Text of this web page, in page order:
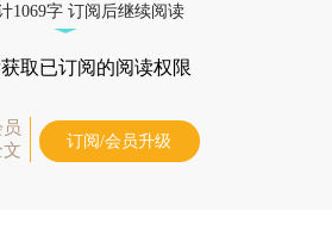
1069字 订阅后继续阅读
取已订阅的阅读权限
订阅/会员升级